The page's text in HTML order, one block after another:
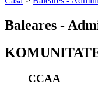
Baleares -
CCAA